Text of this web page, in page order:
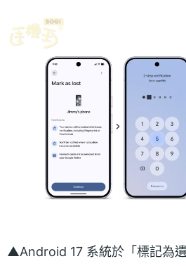
▲Android 17 系統於「標記為